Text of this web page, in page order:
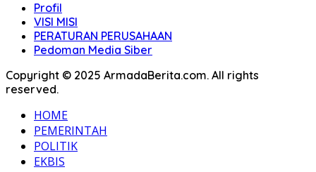
Profil
VISI MISI
PERATURAN PERUSAHAAN
Pedoman Media Siber
Copyright © 2025 ArmadaBerita.com. All rights
reserved.
HOME
PEMERINTAH
POLITIK
EKBIS